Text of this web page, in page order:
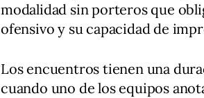
modalidad sin porteros que
ofensivo y su capacidad de
Los encuentros tienen una
cuando uno de los equipos